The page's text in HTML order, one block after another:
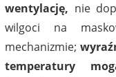
wentylację, nie
wilgoci na
mechanizmie;
temperatury